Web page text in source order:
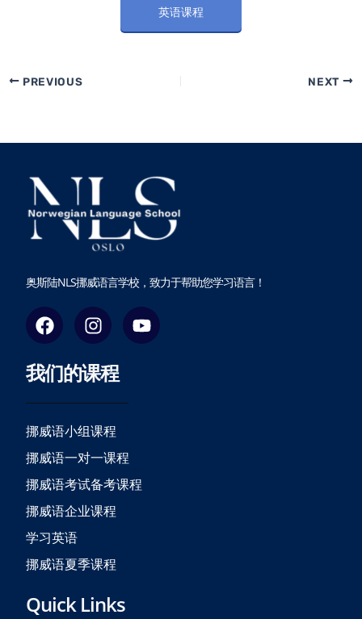
英语课程
PREVIOUS NEXT
奥斯陆NLS挪威语言学校，致力于帮助您学习语言！
F
a
e
b
o
o
k
I
n
t
a
g
r
a
m
Y
o
我们的课程
挪威语小组课程
挪威语一对一课程
挪威语考试备考课程
挪威语企业课程
学习英语
挪威语夏季课程
Quick Links